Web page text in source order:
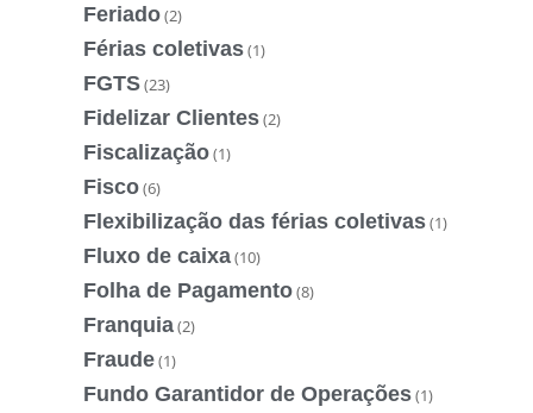
Feriado(2)
Férias coletivas(1)
FGTS(23)
Fidelizar Clientes(2)
Fiscalização(1)
Fisco(6)
Flexibilização das férias coletivas(1)
Fluxo de caixa(10)
Folha de Pagamento(8)
Franquia(2)
Fraude(1)
Fundo Garantidor de Operações(1)